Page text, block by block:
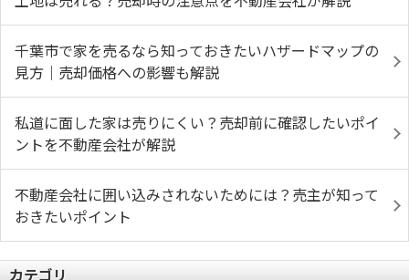
千葉市で家を売るなら知っておきたいハザードマップの
見方｜売却価格への影響も解説
私道に面した家は売りにくい？売却前に確認したいポイ
ントを不動産会社が解説
不動産会社に囲い込みされないためには？売主が知って
おきたいポイント
カテゴリ